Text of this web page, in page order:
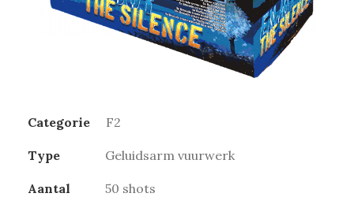
Categorie F2
Type Geluidsarm vuurwerk
Aantal 50 shots